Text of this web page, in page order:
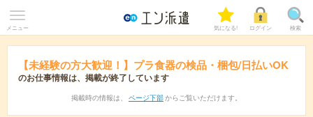
メニュー 気になる! ログイン 検索
【未経験の方大歓迎！】プラ食器の検品・梱包/日払いOK
のお仕事情報は、掲載が終了しています
掲載時の情報は、 ページ下部 からご覧いただけます。